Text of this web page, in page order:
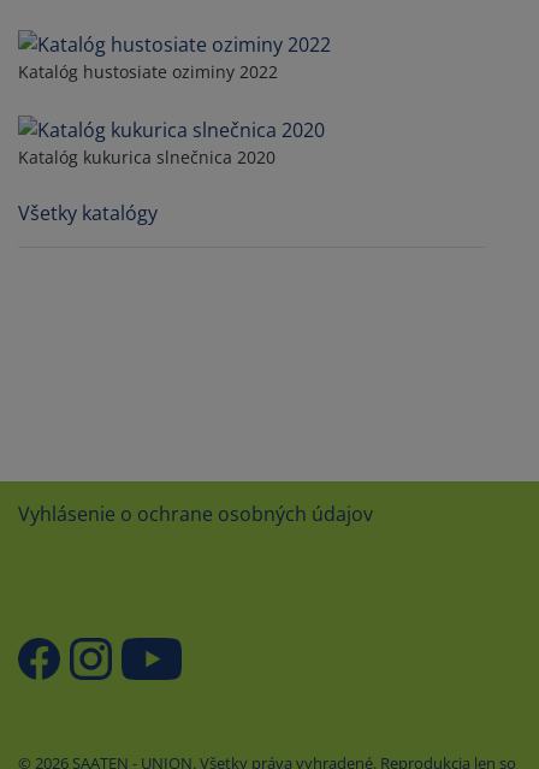
Katalóg hustosiate oziminy 2022
Katalóg kukurica slnečnica 2020
Všetky katalógy
Vyhlásenie o ochrane osobných údajov
© 2026 SAATEN - UNION. Všetky práva vyhradené. Reprodukcia len so